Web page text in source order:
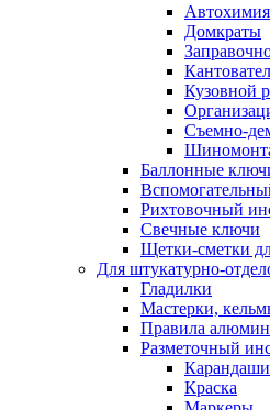
Автохимия
Домкраты
Кузовной
Съемно-
Баллонные
Рихтовочный
Свечные ключи
Щетки-сметки
Для штукатурно-
Гладилки
Мастерки,
Правила
Разметочный
Карандаши
Краска